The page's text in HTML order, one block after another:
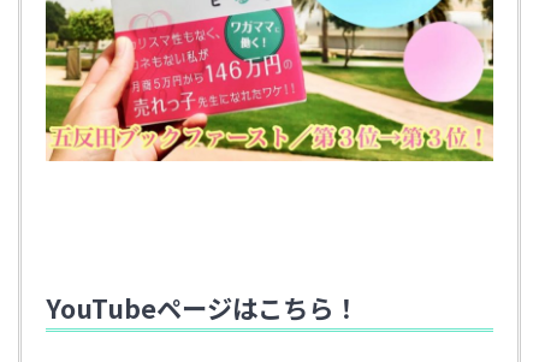
YouTubeページはこちら！